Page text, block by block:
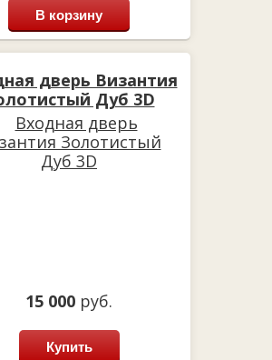
В корзину
дверь Византия
Дуб 3D
15 000 руб.
Купить